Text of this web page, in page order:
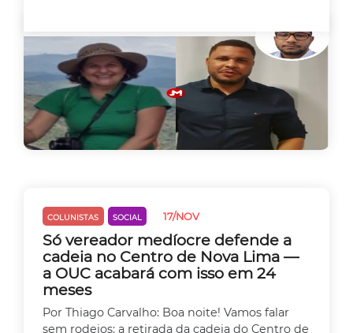
COLUNISTAS SOCIAL 17/NOV
Só vereador medíocre defende a
cadeia no Centro de Nova Lima —
a OUC acabará com isso em 24
meses
Por Thiago Carvalho: Boa noite! Vamos falar
sem rodeios: a retirada da cadeia do Centro de